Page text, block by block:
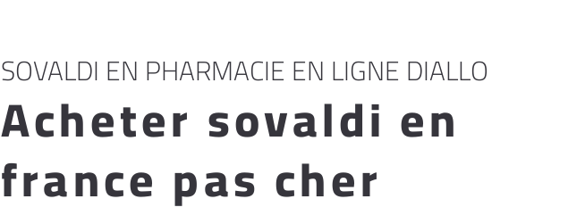
SOVALDI EN PHARMACIE EN LIGNE DIALLO
Acheter sovaldi en
france pas cher